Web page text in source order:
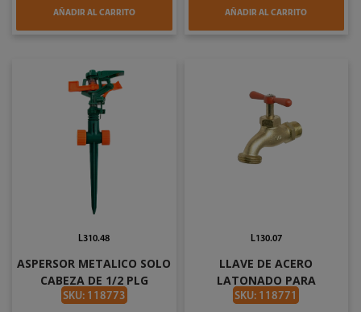
AÑADIR AL CARRITO AÑADIR AL CARRITO
ASPERSOR METALICO SOLO
CABEZA DE 1/2 PLG
IMACASA 13090
SKU: 118773
L310.48
LLAVE DE ACERO
LATONADO PARA
MANGUERA DE 1/2 PLG
SKU: 118771
L130.07